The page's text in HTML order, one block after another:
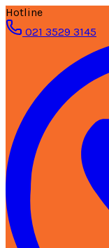
Hotline
021 3529 3145